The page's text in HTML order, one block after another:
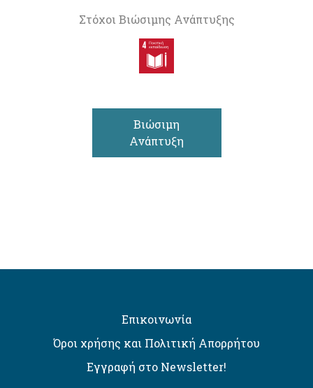
Στόχοι Βιώσιμης Ανάπτυξης
Βιώσιμη
Ανάπτυξη
Επικοινωνία
Όροι χρήσης και Πολιτική Απορρήτου
Εγγραφή στο Newsletter!